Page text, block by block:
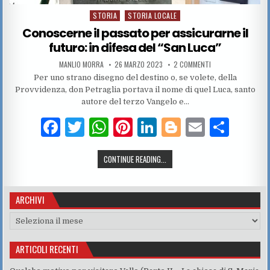
Posted in
STORIA STORIA LOCALE
Conoscerne il passato per assicurarne il
futuro: in difesa del “San Luca”
AUTHOR:
MANLIO MORRA PUBLISHED DATE:
26 MARZO 2023 2 COMMENTI
Per uno strano disegno del destino o, se volete, della
Provvidenza, don Petraglia portava il nome di quel Luca, santo
autore del terzo Vangelo e…
F
e
b
o
o
k
T
w
it
te
r
W
h
at
s
A
p
Pi
n
te
re
st
Li
n
k
e
dI
Bl
g
er
E
l di
vi
CONTINUE READING...
ARCHIVI
Archivi
ARTICOLI RECENTI